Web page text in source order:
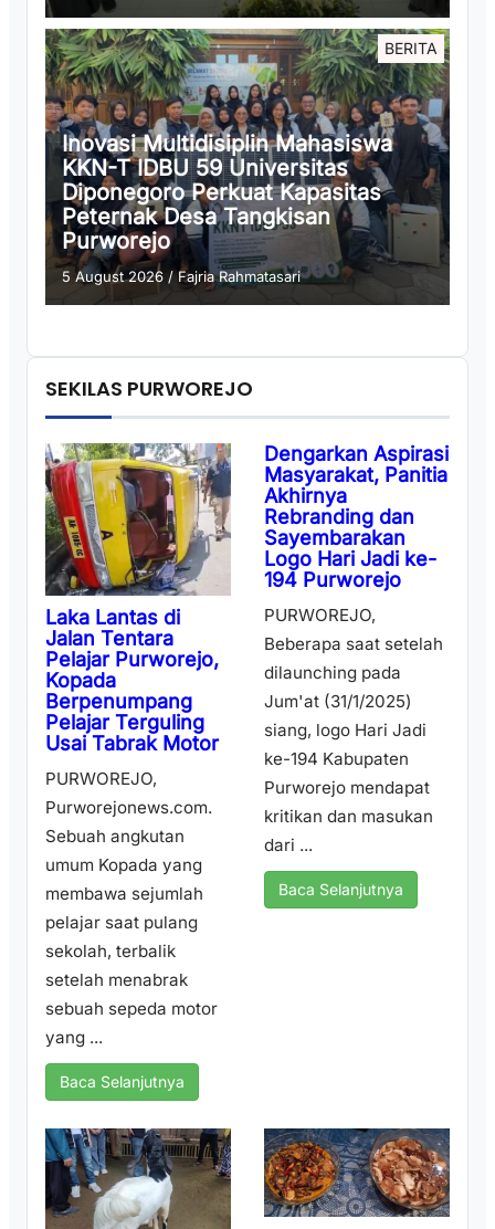
BERITA
Inovasi Multidisiplin Mahasiswa
KKN-T IDBU 59 Universitas
Diponegoro Perkuat Kapasitas
Peternak Desa Tangkisan
Purworejo
5 August 2026 /Fajria Rahmatasari
SEKILAS PURWOREJO
Laka Lantas di
Jalan Tentara
Pelajar Purworejo,
Kopada
Berpenumpang
Pelajar Terguling
Usai Tabrak Motor
PURWOREJO,
Purworejonews.com.
Sebuah angkutan
umum Kopada yang
membawa sejumlah
pelajar saat pulang
sekolah, terbalik
setelah menabrak
sebuah sepeda motor
yang ...
Baca Selanjutnya
Dengarkan Aspirasi
Masyarakat, Panitia
Akhirnya
Rebranding dan
Sayembarakan
Logo Hari Jadi ke-
194 Purworejo
PURWOREJO,
Beberapa saat setelah
dilaunching pada
Jum'at (31/1/2025)
siang, logo Hari Jadi
ke-194 Kabupaten
Purworejo mendapat
kritikan dan masukan
dari ...
Baca Selanjutnya